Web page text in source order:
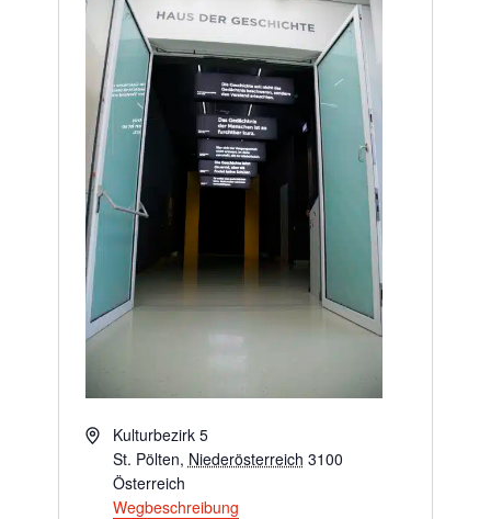
AdresseKulturbezirk 5
St. Pölten, Niederösterreich 3100
Österreich
Wegbeschreibung